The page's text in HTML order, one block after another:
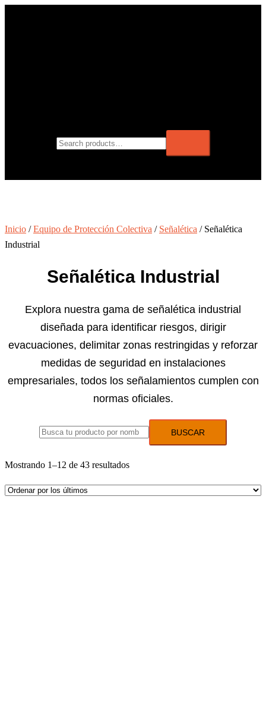
Inicio /Equipo de Protección Colectiva / Señalética / Señalética
Industrial
Señalética Industrial
Explora nuestra gama de señalética industrial
diseñada para identificar riesgos, dirigir
evacuaciones, delimitar zonas restringidas y reforzar
medidas de seguridad en instalaciones
empresariales, todos los señalamientos cumplen con
normas oficiales.
BUSCAR
Mostrando 1–12 de 43 resultados